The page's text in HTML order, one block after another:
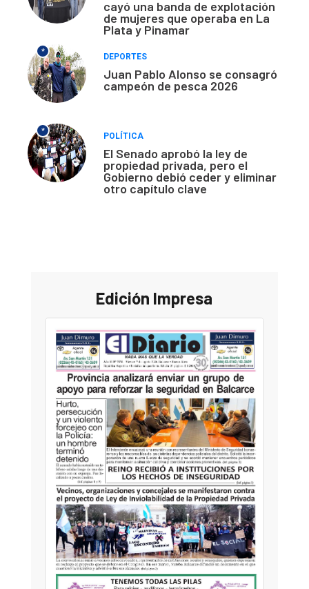
cayó una banda de explotación
de mujeres que operaba en La
Plata y Pinamar
*
DEPORTES
Juan Pablo Alonso se consagró
campeón de pesca 2026
*
POLÍTICA
El Senado aprobó la ley de
propiedad privada, pero el
Gobierno debió ceder y eliminar
otro capítulo clave
Edición Impresa